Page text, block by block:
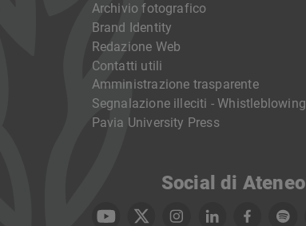
Archivio fotografico
Brand Identity
Redazione Web
Contatti utili
Amministrazione trasparente
Segnalazione illeciti - Whistleblowing
Pavia University Press
Social di Ateneo